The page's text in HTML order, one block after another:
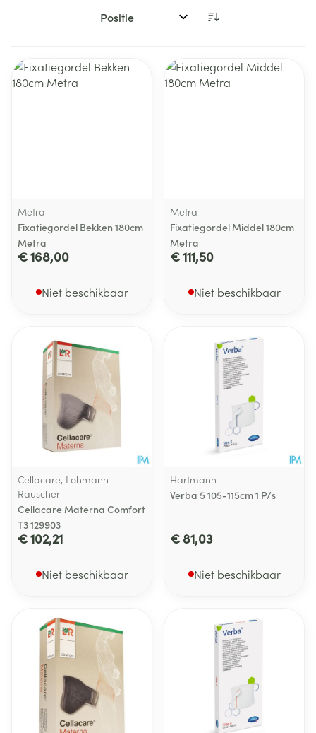
Sorteer op:
Metra
Fixatiegordel Bekken 180cm
Metra
€ 168,00
Niet beschikbaar
Metra
Fixatiegordel Middel 180cm
Metra
€ 111,50
Niet beschikbaar
Cellacare, Lohmann
Rauscher
Cellacare Materna Comfort
T3 129903
€ 102,21
Niet beschikbaar
Hartmann
Verba 5 105-115cm 1 P/s
€ 81,03
Niet beschikbaar